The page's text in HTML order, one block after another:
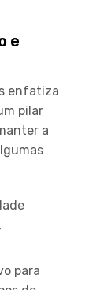
e
enfatiza
pilar
a
para